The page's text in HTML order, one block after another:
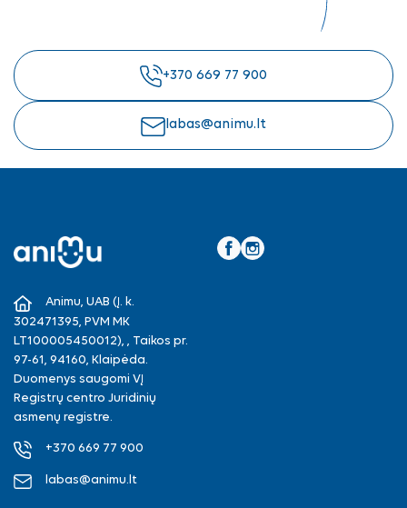
+370 669 77 900
labas@animu.lt
Animu, UAB (Į. k.
302471395, PVM MK
LT100005450012), , Taikos pr.
97-61, 94160, Klaipėda.
Duomenys saugomi VĮ
Registrų centro Juridinių
asmenų registre.
+370 669 77 900
labas@animu.lt